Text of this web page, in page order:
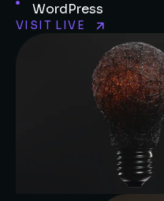
WordPress
VISIT LIVE